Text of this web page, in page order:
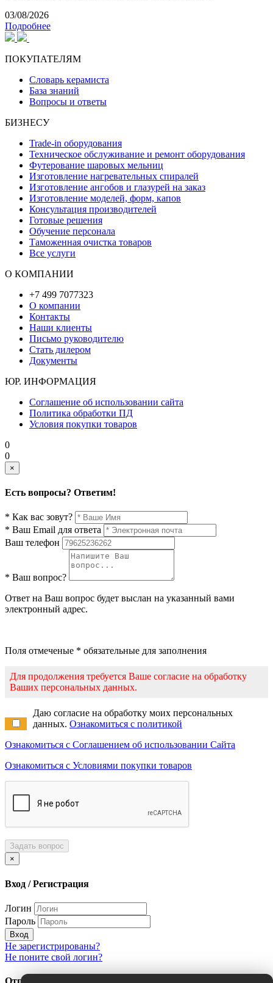
03/08/2026
Подробнее
ПОКУПАТЕЛЯМ
Словарь керамиста
База знаний
Вопросы и ответы
БИЗНЕСУ
Trade-in оборудования
Техническое обслуживание и ремонт оборудования
Футерование шаровых мельниц
Изготовление нагревательных спиралей
Изготовление ангобов и глазурей на заказ
Изготовление моделей, форм, капов
Консультация производителей
Готовые решения
Обучение персонала
Таможенная очистка товаров
Все услуги
О КОМПАНИИ
+7 499 7077323
О компании
Контакты
Наши клиенты
Письмо руководителю
Стать дилером
Документы
ЮР. ИНФОРМАЦИЯ
Соглашение об использовании сайта
Политика обработки ПД
Условия покупки товаров
0
0
×
Есть вопросы? Ответим!
* Как вас зовут?
* Ваш Email для ответа
Ваш телефон
* Ваш вопрос?
Ответ на Ваш вопрос будет выслан на указанный вами
электронный адрес.
Поля отмеченые * обязательные для заполнения
Для продолжения требуется Ваше согласие на обработку
Ваших персональных данных.
Даю согласие на обработку моих персональных
данных. Ознакомиться с политикой
Ознакомиться с Соглашением об использовании Сайта
Ознакомиться с Условиями покупки товаров
Задать вопрос
×
Вход / Регистрация
Логин
Пароль
Вход
Не зарегистрированы?
Не поните свой логин?